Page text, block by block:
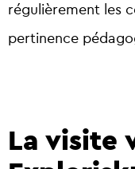
régulièrement les
pertinence
La visite